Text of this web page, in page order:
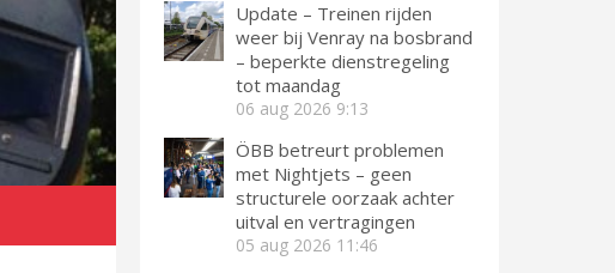
Update – Treinen rijden
weer bij Venray na bosbrand
– beperkte dienstregeling
tot maandag
06 aug 2026 9:13
ÖBB betreurt problemen
met Nightjets – geen
structurele oorzaak achter
uitval en vertragingen
05 aug 2026 11:46